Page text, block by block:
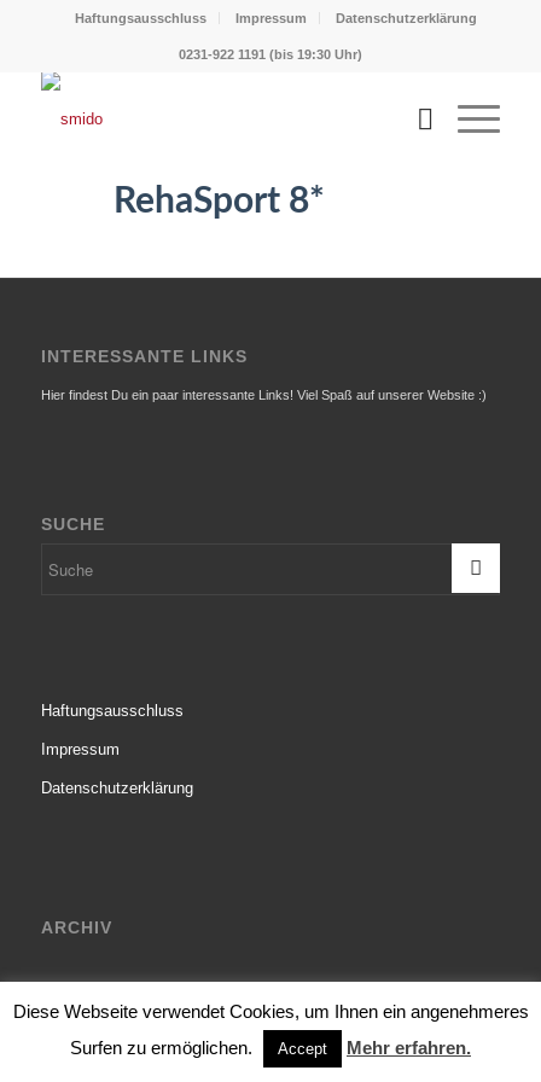
Haftungsausschluss Impressum Datenschutzerklärung
0231-922 1191 (bis 19:30 Uhr)
RehaSport 8*
INTERESSANTE LINKS
Hier findest Du ein paar interessante Links! Viel Spaß auf unserer Website :)
SUCHE
Haftungsausschluss
Impressum
Datenschutzerklärung
ARCHIV
Diese Webseite verwendet Cookies, um Ihnen ein angenehmeres
Surfen zu ermöglichen.
Accept Mehr erfahren.